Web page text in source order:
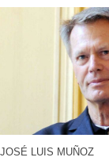
JOSÉ LUIS MUÑOZ